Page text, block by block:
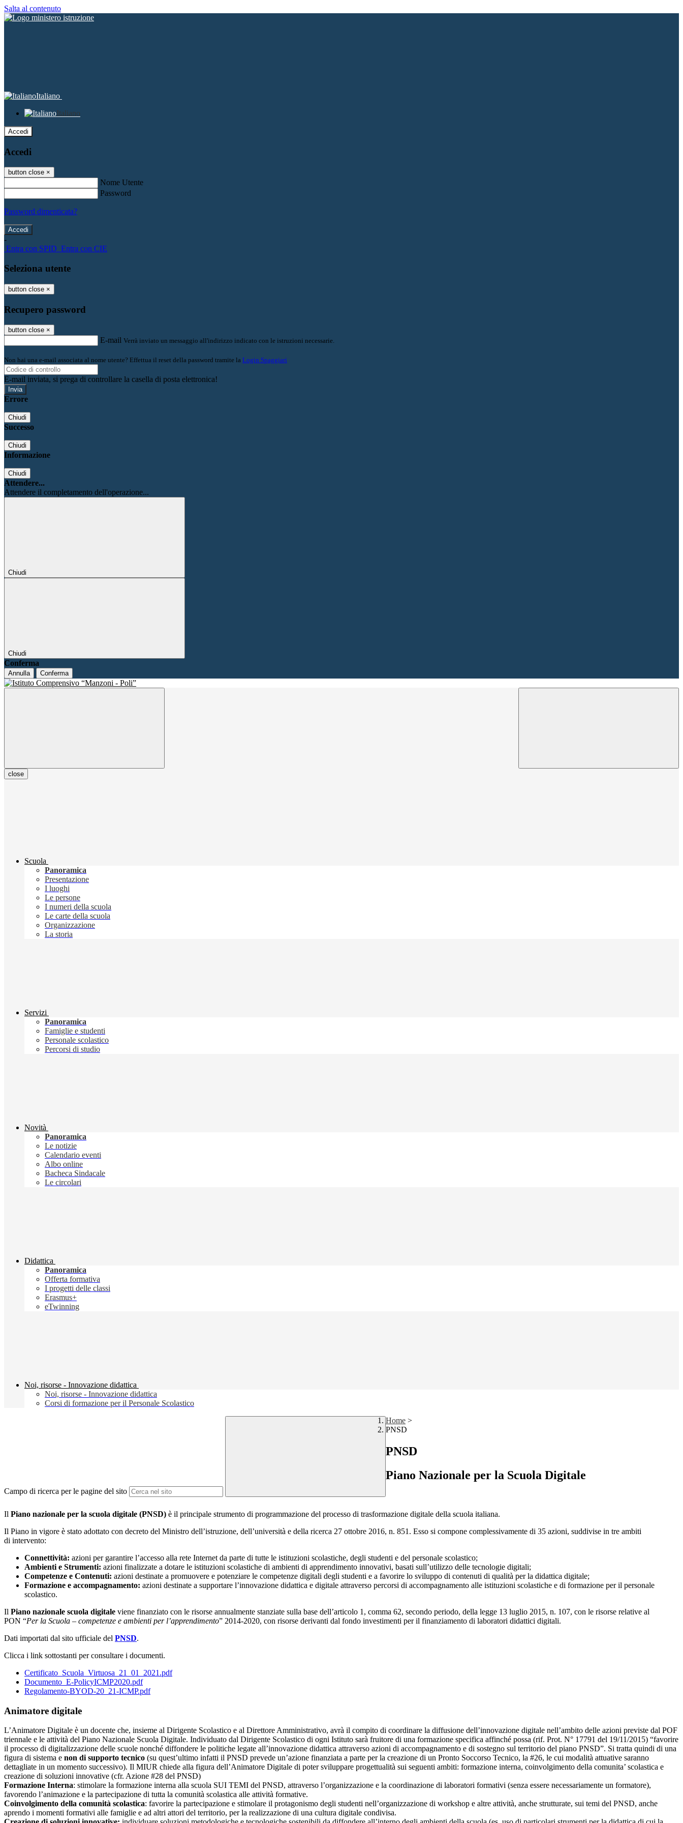
Salta al contenuto
Italiano
Italiano
Accedi
Accedi
button close ×
Nome Utente
Password
Password dimenticata?
-
Entra con SPID Entra con CIE
Seleziona utente
button close ×
Recupero password
button close ×
E-mail Verrà inviato un messaggio all'indirizzo indicato con le istruzioni necessarie.
Non hai una e-mail associata al nome utente? Effettua il reset della password tramite la Login Spaggiari
E-mail inviata, si prega di controllare la casella di posta elettronica!
Errore
Chiudi
Successo
Chiudi
Informazione
Chiudi
Attendere...
Attendere il completamento dell'operazione...
Chiudi
Chiudi
Conferma
Annulla Conferma
close
Scuola
Panoramica
Presentazione
I luoghi
Le persone
I numeri della scuola
Le carte della scuola
Organizzazione
La storia
Servizi
Panoramica
Famiglie e studenti
Personale scolastico
Percorsi di studio
Novità
Panoramica
Le notizie
Calendario eventi
Albo online
Bacheca Sindacale
Le circolari
Didattica
Panoramica
Offerta formativa
I progetti delle classi
Erasmus+
eTwinning
Noi, risorse - Innovazione didattica
Noi, risorse - Innovazione didattica
Corsi di formazione per il Personale Scolastico
Campo di ricerca per le pagine del sito
Home >
PNSD
PNSD
Piano Nazionale per la Scuola Digitale
Il Piano nazionale per la scuola digitale (PNSD) è il principale strumento di programmazione del processo di trasformazione digitale della scuola italiana.
Il Piano in vigore è stato adottato con decreto del Ministro dell’istruzione, dell’università e della ricerca 27 ottobre 2016, n. 851. Esso si compone complessivamente di 35 azioni, suddivise in tre ambiti
di intervento:
Connettività: azioni per garantire l’accesso alla rete Internet da parte di tutte le istituzioni scolastiche, degli studenti e del personale scolastico;
Ambienti e Strumenti: azioni finalizzate a dotare le istituzioni scolastiche di ambienti di apprendimento innovativi, basati sull’utilizzo delle tecnologie digitali;
Competenze e Contenuti: azioni destinate a promuovere e potenziare le competenze digitali degli studenti e a favorire lo sviluppo di contenuti di qualità per la didattica digitale;
Formazione e accompagnamento: azioni destinate a supportare l’innovazione didattica e digitale attraverso percorsi di accompagnamento alle istituzioni scolastiche e di formazione per il personale
scolastico.
Il Piano nazionale scuola digitale viene finanziato con le risorse annualmente stanziate sulla base dell’articolo 1, comma 62, secondo periodo, della legge 13 luglio 2015, n. 107, con le risorse relative al
PON “Per la Scuola – competenze e ambienti per l’apprendimento” 2014-2020, con risorse derivanti dal fondo investimenti peril finanziamento di laboratori didattici digitali.
Dati importati dal sito ufficiale del PNSD.
Clicca i link sottostanti per consultare i documenti.
Certificato_Scuola_Virtuosa_21_01_2021.pdf
Documento_E-PolicyICMP2020.pdf
Regolamento-BYOD-20_21-ICMP.pdf
Animatore digitale
L’Animatore Digitale è un docente che, insieme al Dirigente Scolastico e al Direttore Amministrativo, avrà il compito di coordinare la diffusione dell’innovazione digitale nell’ambito delle azioni previste dal POF
triennale e le attività del Piano Nazionale Scuola Digitale. Individuato dal Dirigente Scolastico di ogni Istituto sarà fruitore di una formazione specifica affinché possa (rif. Prot. N° 17791 del 19/11/2015) “favorire
il processo di digitalizzazione delle scuole nonché diffondere le politiche legate all’innovazione didattica attraverso azioni di accompagnamento e di sostegno sul territorio del piano PNSD”. Si tratta quindi di una
figura di sistema e non di supporto tecnico (su quest’ultimo infatti il PNSD prevede un’azione finanziata a parte per la creazione di un Pronto Soccorso Tecnico, la #26, le cui modalità attuative saranno
dettagliate in un momento successivo). Il MIUR chiede alla figura dell’Animatore Digitale di poter sviluppare progettualità sui seguenti ambiti: formazione interna, coinvolgimento della comunita’ scolastica e
creazione di soluzioni innovative (cfr. Azione #28 del PNSD)
Formazione Interna: stimolare la formazione interna alla scuola SUI TEMI del PNSD, attraverso l’organizzazione e la coordinazione di laboratori formativi (senza essere necessariamente un formatore),
favorendo l’animazione e la partecipazione di tutta la comunità scolastica alle attività formative.
Coinvolgimento della comunità scolastica: favorire la partecipazione e stimolare il protagonismo degli studenti nell’organizzazione di workshop e altre attività, anche strutturate, sui temi del PNSD, anche
aprendo i momenti formativi alle famiglie e ad altri attori del territorio, per la realizzazione di una cultura digitale condivisa.